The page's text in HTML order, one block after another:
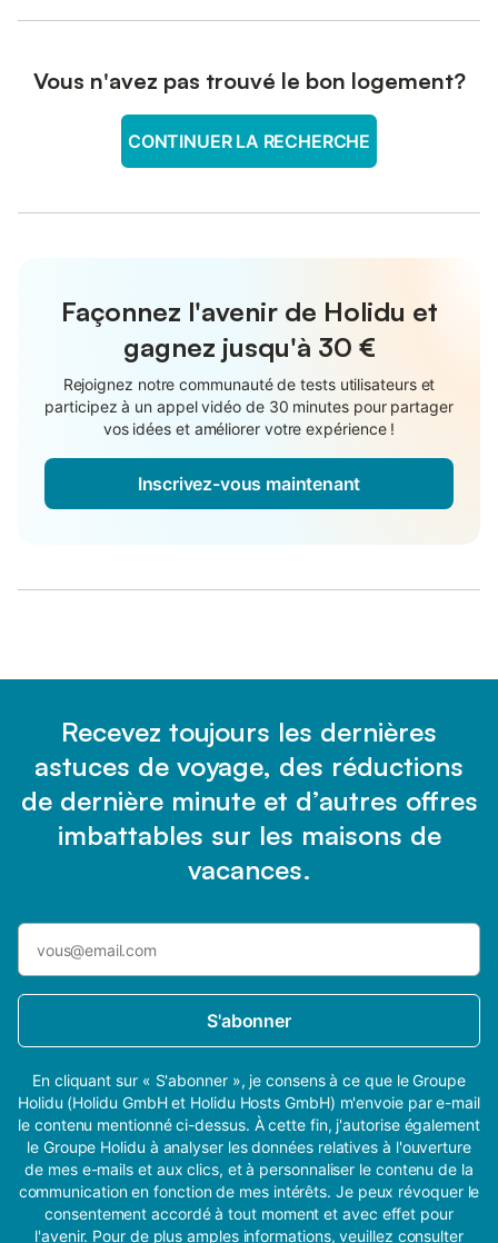
Vous n'avez pas trouvé le bon logement?
CONTINUER LA RECHERCHE
Façonnez l'avenir de Holidu et
gagnez jusqu'à 30 €
Rejoignez notre communauté de tests utilisateurs et
participez à un appel vidéo de 30 minutes pour partager
vos idées et améliorer votre expérience !
Inscrivez-vous maintenant
Recevez toujours les dernières
astuces de voyage, des réductions
de dernière minute et d’autres offres
imbattables sur les maisons de
vacances.
S'abonner
En cliquant sur « S'abonner », je consens à ce que le Groupe
Holidu (Holidu GmbH et Holidu Hosts GmbH) m'envoie par e-mail
le contenu mentionné ci-dessus. À cette fin, j'autorise également
le Groupe Holidu à analyser les données relatives à l'ouverture
de mes e-mails et aux clics, et à personnaliser le contenu de la
communication en fonction de mes intérêts. Je peux révoquer le
consentement accordé à tout moment et avec effet pour
l'avenir. Pour de plus amples informations, veuillez consulter